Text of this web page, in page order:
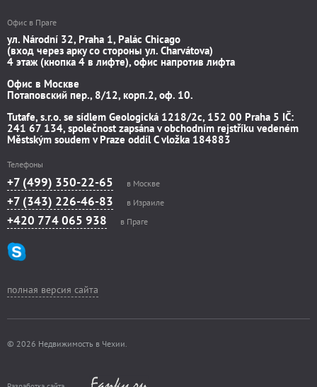
Офис в Праге
ул. Národní 32, Praha 1, Palác Chicago
(вход через арку со стороны ул. Charvátova)
4 этаж (кнопка 4 в лифте), офис напротив лифта
Офис в Москве
Потаповский пер., 8/12, корп.2, оф. 10.
Tutafe, s.r.o. se sídlem Geologická 1218/2c, 152 00 Praha 5 IČ:
241 67 134, společnost zapsána v obchodním rejstříku vedeném
Městským soudem v Praze oddíl C vložka 184883
Телефоны
+7 (499) 350-22-65 в Москве
+7 (343) 226-46-83 в Израиле
+420 774 065 938 в Праге
полная версия сайта
© 2026 Недвижимость в Чехии.